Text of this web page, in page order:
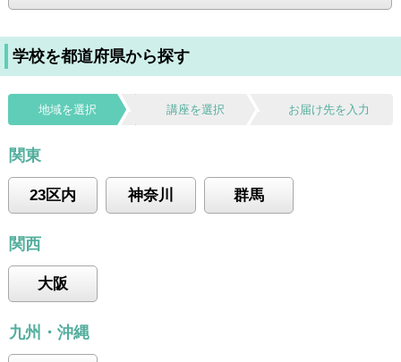
学校を都道府県から探す
地域を選択 講座を選択 お届け先を入力
関東
23区内 神奈川 群馬
関西
大阪
九州・沖縄